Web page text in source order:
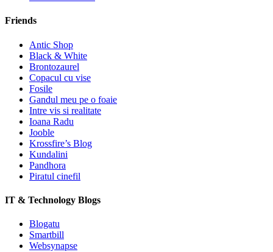
Friends
Antic Shop
Black & White
Brontozaurel
Copacul cu vise
Fosile
Gandul meu pe o foaie
Intre vis si realitate
Ioana Radu
Jooble
Krossfire’s Blog
Kundalini
Pandhora
Piratul cinefil
IT & Technology Blogs
Blogatu
Smartbill
Websynapse